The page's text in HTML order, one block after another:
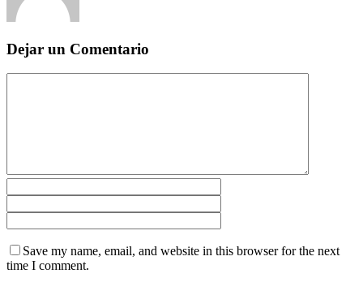
Dejar un Comentario
Save my name, email, and website in this browser for the next
time I comment.